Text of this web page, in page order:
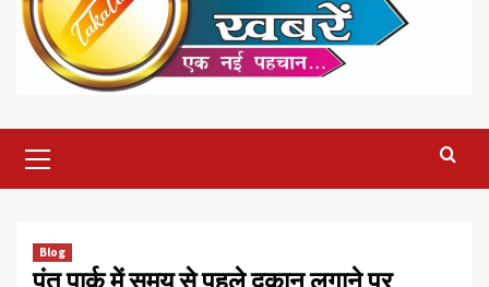
Menu
Blog